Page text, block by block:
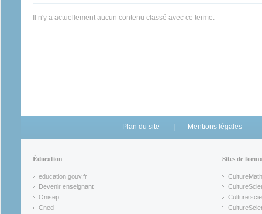
Il n'y a actuellement aucun contenu classé avec ce terme.
Plan du site Mentions légales
Éducation
education.gouv.fr
(link is external)
Devenir enseignant
(link is external)
Onisep
(link is external)
Cned
Sites de
CultureMath
(link is
(link is
Culture